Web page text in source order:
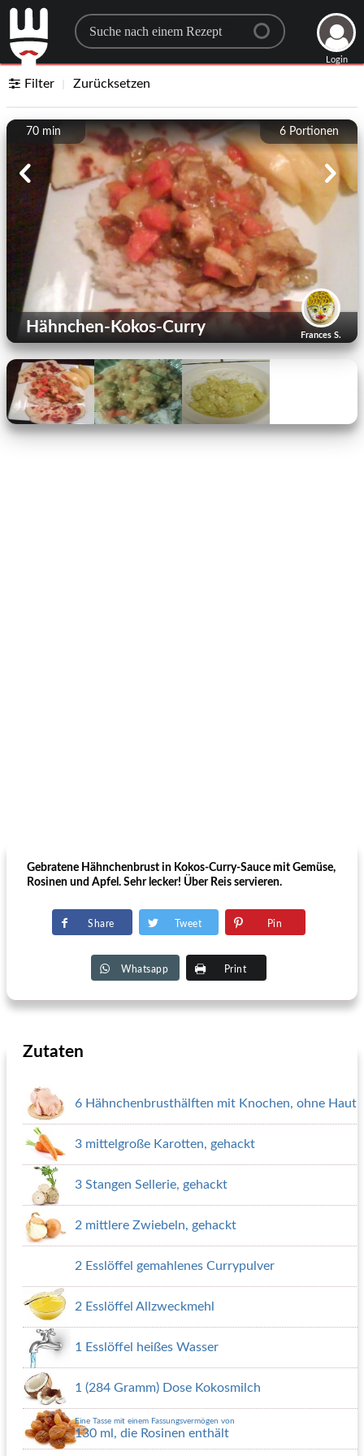
Search for a recipe
Login
Filter Zurücksetzen
6 Portionen
70 min
Frances S.
Hähnchen-Kokos-Curry
Gebratene Hähnchenbrust in Kokos-Curry-Sauce mit Gemüse,
Rosinen und Apfel. Sehr lecker! Über Reis servieren.
Share Tweet Pin
Whatsapp Print
Zutaten
6 Hähnchenbrusthälften mit Knochen, ohne Haut
3 mittelgroße Karotten, gehackt
3 Stangen Sellerie, gehackt
2 mittlere Zwiebeln, gehackt
2 Esslöffel gemahlenes Currypulver
2 Esslöffel Allzweckmehl
1 Esslöffel heißes Wasser
1 (284 Gramm) Dose Kokosmilch
Eine Tasse mit einem Fassungsvermögen von
130 ml, die Rosinen enthält